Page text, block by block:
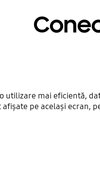
o utilizare mai eficientă,
afișate pe același